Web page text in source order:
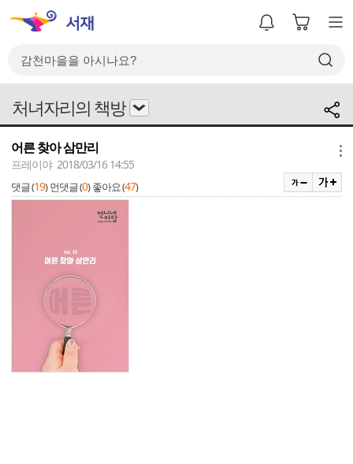
처녀자리의 책방
어른 찾아 삼만리
프레이야 2018/03/16 14:55
댓글 (19) 먼댓글 (0) 좋아요 (47)